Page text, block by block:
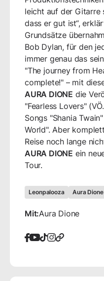
leicht auf der Gitarre
dass er gut ist“,
Grundsätze
Bob Dylan, für den
immer genau das
"The journey from
complete!" – mit
AURA DIONE die
"Fearless Lovers"
Songs "Shania
World". Aber
Reise noch lange
AURA DIONE ein
Tour.
Leonpalooza Aura Dione
Mit:Aura Dione